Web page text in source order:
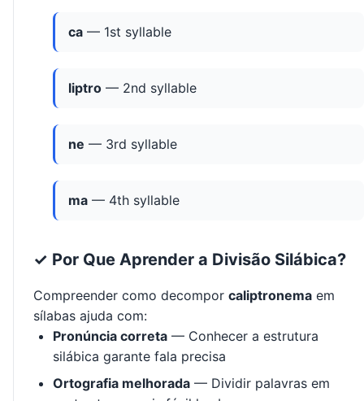
ca — 1st syllable
liptro — 2nd syllable
ne — 3rd syllable
ma — 4th syllable
✓ Por Que Aprender a Divisão Silábica?
Compreender como decompor caliptronema em
sílabas ajuda com:
Pronúncia correta — Conhecer a estrutura
silábica garante fala precisa
Ortografia melhorada — Dividir palavras em